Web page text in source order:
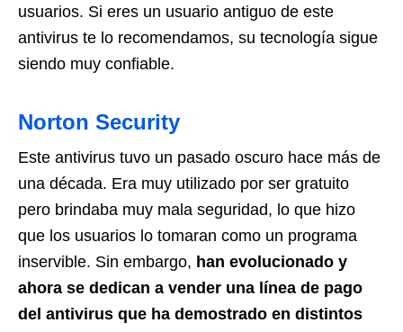
usuarios. Si eres un usuario antiguo de este
antivirus te lo recomendamos, su tecnología sigue
siendo muy confiable.
Norton Security
Este antivirus tuvo un pasado oscuro hace más de
una década. Era muy utilizado por ser gratuito
pero brindaba muy mala seguridad, lo que hizo
que los usuarios lo tomaran como un programa
inservible. Sin embargo, han evolucionado y
ahora se dedican a vender una línea de pago
del antivirus que ha demostrado en distintos